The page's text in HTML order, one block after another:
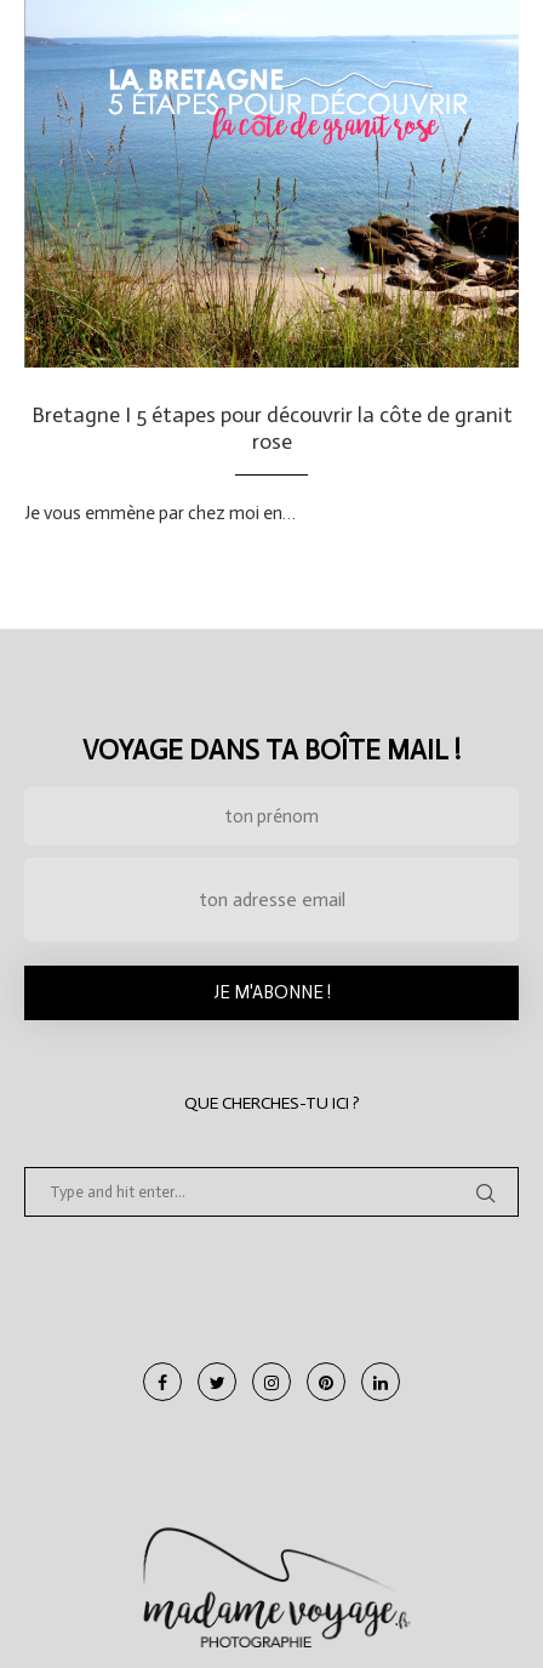
Bretagne I 5 étapes pour découvrir la côte de granit
rose
Je vous emmène par chez moi en…
VOYAGE DANS TA BOÎTE MAIL !
QUE CHERCHES-TU ICI ?